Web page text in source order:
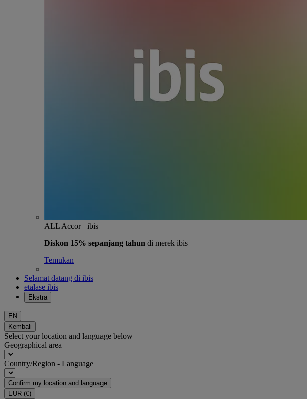
ALL Accor+ ibis
Diskon 15% sepanjang tahun di merek ibis
Temukan
Selamat datang di ibis
etalase ibis
Ekstra
EN
Kembali
Select your location and language below
Geographical area
Country/Region - Language
Confirm my location and language
EUR (€)